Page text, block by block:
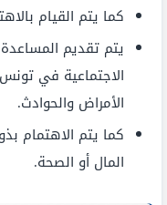
كما يتم القيام
يتم تقديم
الاجتماعية في
الأمراض والحوادث.
كما يتم الاهتمام
المال أو الصحة.